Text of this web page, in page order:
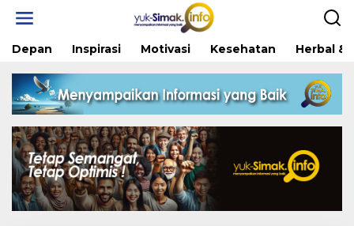
Depan Inspirasi Motivasi Kesehatan Herbal &